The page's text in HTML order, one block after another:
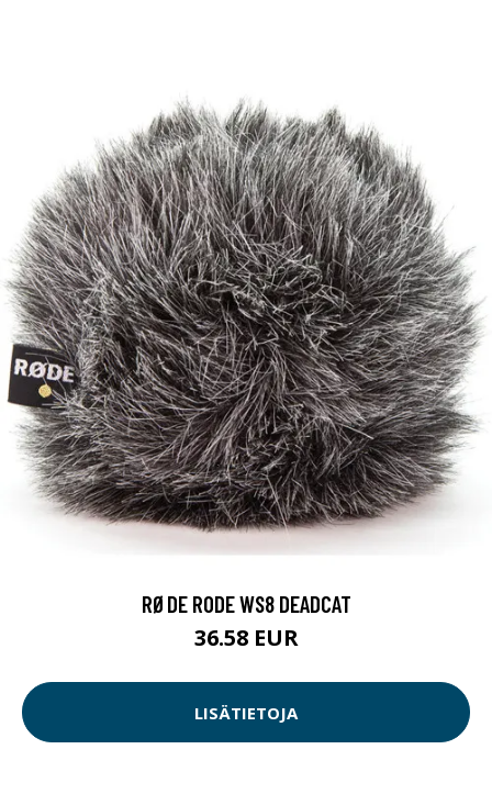
RØDE RODE WS8 DEADCAT
36.58 EUR
LISÄTIETOJA